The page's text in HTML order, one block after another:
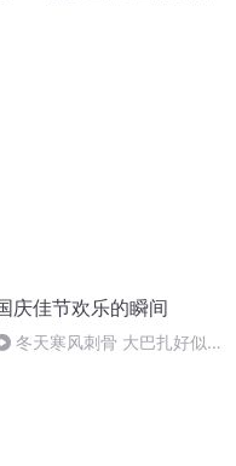
庆佳节欢乐的瞬间
冬天寒风刺骨 大巴扎好似温